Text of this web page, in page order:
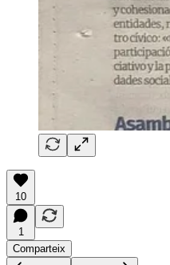
10
1
Comparteix